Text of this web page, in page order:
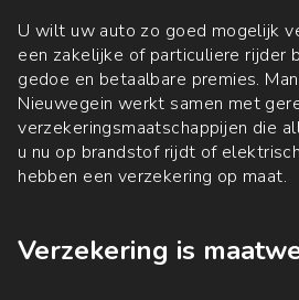
U wilt uw auto zo goed mogelijk
een zakelijke of particuliere rijder
gedoe en betaalbare premies.
Nieuwegein werkt samen met
verzekeringsmaatschappijen die
u nu op brandstof rijdt of
hebben een verzekering op maat.
Verzekering is